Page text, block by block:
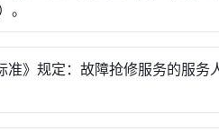
。
准》规定：故障抢修服务的服务